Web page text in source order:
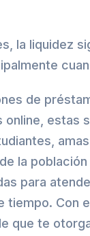
la liquidez
de
estas
la
para
tiempo. Con
que te